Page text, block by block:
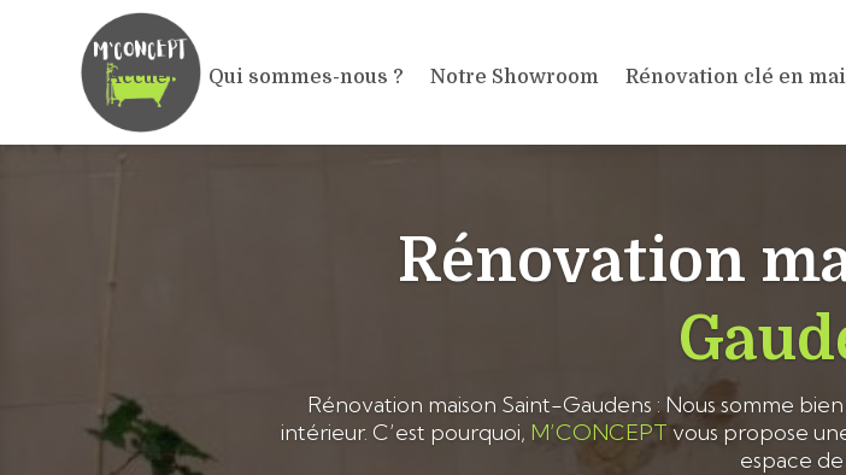
Accueil Qui sommes-nous ? Notre Showroom Rénovation clé en
Rénovation
Rénovation maison Saint-Gaudens : Nous somme
intérieur. C’est pourquoi, M’CONCEPT vous propose
espace de